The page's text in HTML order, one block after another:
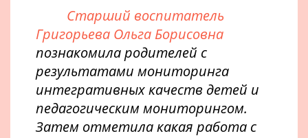
Старший воспитатель
Григорьева Ольга Борисовна
познакомила родителей с
результатами мониторинга
интегративных качеств детей и
педагогическим мониторингом.
Затем отметила какая работа с